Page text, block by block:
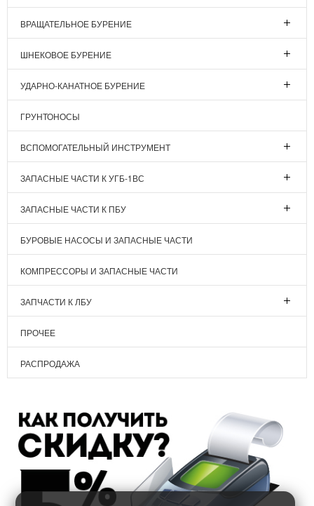
ВРАЩАТЕЛЬНОЕ БУРЕНИЕ
ШНЕКОВОЕ БУРЕНИЕ
УДАРНО-КАНАТНОЕ БУРЕНИЕ
ГРУНТОНОСЫ
ВСПОМОГАТЕЛЬНЫЙ ИНСТРУМЕНТ
ЗАПАСНЫЕ ЧАСТИ К УГБ-1ВС
ЗАПАСНЫЕ ЧАСТИ К ПБУ
БУРОВЫЕ НАСОСЫ И ЗАПАСНЫЕ ЧАСТИ
КОМПРЕССОРЫ И ЗАПАСНЫЕ ЧАСТИ
ЗАПЧАСТИ К ЛБУ
ПРОЧЕЕ
РАСПРОДАЖА